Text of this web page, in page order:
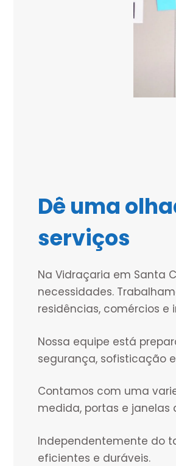
Dê uma
serviços
Na Vidraçaria em Santa
necessidades.
residências, comércios e
Nossa equipe está
segurança, sofisticação
Contamos com uma
medida, portas e
Independentemente do
eficientes e duráveis.